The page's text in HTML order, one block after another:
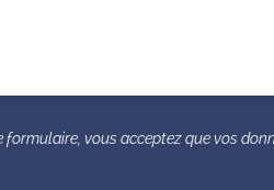
formulaire, vous acceptez que vos